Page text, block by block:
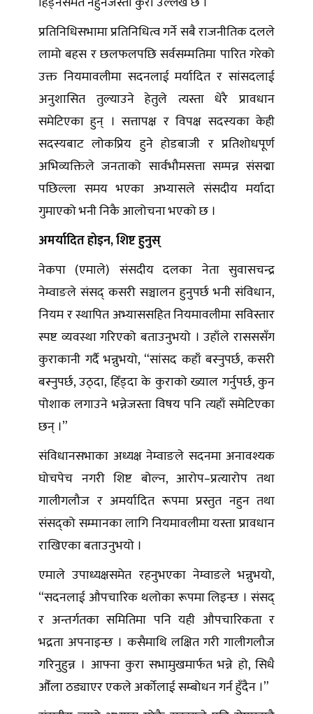
प्रतिनिधिसभामा प्रतिनिधित्व गर्ने सबै राजनीतिक दलले
लामो बहस र छलफलपछि सर्वसम्मतिमा पारित गरेको
उक्त नियमावलीमा सदनलाई मर्यादित र सांसदलाई
अनुशासित तुल्याउने हेतुले त्यस्ता धेरै प्रावधान
समेटिएका हुन् । सत्तापक्ष र विपक्ष सदस्यका केही
सदस्यबाट लोकप्रिय हुने होडबाजी र प्रतिशोधपूर्ण
अभिव्यक्तिले जनताको सार्वभौमसत्ता सम्पन्न संसद्मा
पछिल्ला समय भएका अभ्यासले संसदीय मर्यादा
गुमाएको भनी निकै आलोचना भएको छ ।
अमर्यादित होइन, शिष्ट हुनुस्
नेकपा (एमाले) संसदीय दलका नेता सुवासचन्द्र
नेम्वाङले संसद् कसरी सञ्चालन हुनुपर्छ भनी संविधान,
नियम र स्थापित अभ्याससहित नियमावलीमा सविस्तार
स्पष्ट व्यवस्था गरिएको बताउनुभयो । उहाँले रासससँग
कुराकानी गर्दै भन्नुभयो, “सांसद कहाँ बस्नुपर्छ, कसरी
बस्नुपर्छ, उठ्दा, हिँड्दा के कुराको ख्याल गर्नुपर्छ, कुन
पोशाक लगाउने भन्नेजस्ता विषय पनि त्यहाँ समेटिएका
छन् ।”
संविधानसभाका अध्यक्ष नेम्वाङले सदनमा अनावश्यक
घोचपेच नगरी शिष्ट बोल्न, आरोप–प्रत्यारोप तथा
गालीगलौज र अमर्यादित रूपमा प्रस्तुत नहुन तथा
संसद्को सम्मानका लागि नियमावलीमा यस्ता प्रावधान
राखिएका बताउनुभयो ।
एमाले उपाध्यक्षसमेत रहनुभएका नेम्वाङले भन्नुभयो,
“सदनलाई औपचारिक थलोका रूपमा लिइन्छ । संसद्
र अन्तर्गतका समितिमा पनि यही औपचारिकता र
भद्रता अपनाइन्छ । कसैमाथि लक्षित गरी गालीगलौज
गरिनुहुन्न । आफ्ना कुरा सभामुखमार्फत भन्ने हो, सिधै
औँला ठड्याएर एकले अर्कोलाई सम्बोधन गर्न हुँदैन ।”